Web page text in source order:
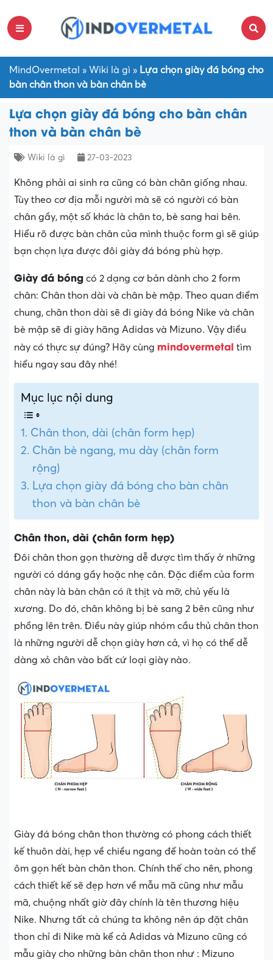
MindOvermetal » Wiki là gì » Lựa chọn giày đá bóng cho
bàn chân thon và bàn chân bè
Lựa chọn giày đá bóng cho bàn chân
thon và bàn chân bè
Wiki là gì 27-03-2023
Không phải ai sinh ra cũng có bàn chân giống nhau.
Tùy theo cơ địa mỗi người mà sẽ có người có bàn
chân gầy, một số khác là chân to, bè sang hai bên.
Hiểu rõ được bàn chân của mình thuộc form gì sẽ giúp
bạn chọn lựa được đôi giày đá bóng phù hợp.
Giày đá bóng có 2 dạng cơ bản dành cho 2 form
chân: Chân thon dài và chân bè mập. Theo quan điểm
chung, chân thon dài sẽ đi giày đá bóng Nike và chân
bè mập sẽ đi giày hãng Adidas và Mizuno. Vậy điều
này có thực sự đúng? Hãy cùng mindovermetal tìm
hiểu ngay sau đây nhé!
Mục lục nội dung
Chân thon, dài (chân form hẹp)
Chân bè ngang, mu dày (chân form
rộng)
Lựa chọn giày đá bóng cho bàn chân
thon và bàn chân bè
Chân thon, dài (chân form hẹp)
Đôi chân thon gọn thường dễ được tìm thấy ở những
người có dáng gầy hoặc nhẹ cân. Đặc điểm của form
chân này là bàn chân có ít thịt và mỡ, chủ yếu là
xương. Do đó, chân không bị bè sang 2 bên cũng như
phồng lên trên. Điều này giúp nhóm cầu thủ chân thon
là những người dễ chọn giày hơn cả, vì họ có thể dễ
dàng xỏ chân vào bất cứ loại giày nào.
Giày đá bóng chân thon thường có phong cách thiết
kế thuôn dài, hẹp về chiều ngang để hoàn toàn có thể
ôm gọn hết bàn chân thon. Chính thế cho nên, phong
cách thiết kế sẽ đẹp hơn về mẫu mã cũng như mẫu
mã, chuộng nhất giờ đây chính là tên thương hiệu
Nike. Nhưng tất cả chúng ta không nên áp đặt chân
thon chỉ đi Nike mà kể cả Adidas và Mizuno cũng có
mẫu giày cho những bàn chân thon như : Mizuno